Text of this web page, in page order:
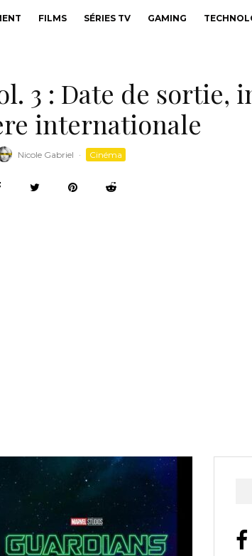
FILMS SÉRIES TV GAMING
3 : Date de sortie,
internationale
Nicole Gabriel · Cinéma